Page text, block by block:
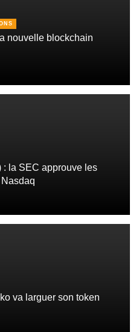
nouvelle blockchain
: la SEC approuve les
va larguer son token